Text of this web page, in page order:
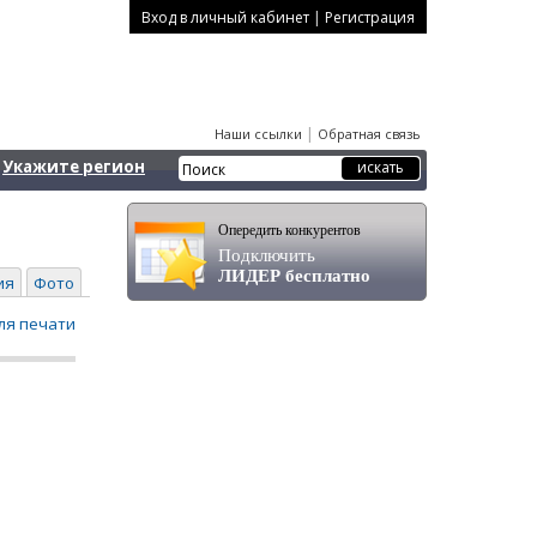
Вход в личный кабинет | Регистрация
Наши ссылки | Обратная связь
Укажите регион
Фото
печати
Опередить конкурентов
Подключить
ЛИДЕР бесплатно